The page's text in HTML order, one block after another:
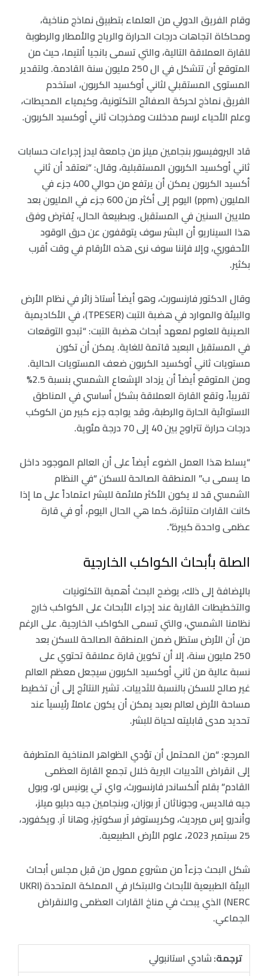
وقام الفريق الدولي من العلماء بتطبيق نماذج مناخية،
ومحاكاة اتجاهات درجات الحرارة والرياح والأمطار والرطوبة
للقارة العملاقة التالية، والتي تسمى بانجيا ألتيما، حيث من
المتوقع أن تتشكل في ال 250 مليون سنة القادمة. ولتقدير
المستوى المستقبلي لثاني أوكسيد الكربون، استخدم
الفريق نماذج لحركة الصفائح التكتونية، وكيمياء المحيطات،
وعلم الأحياء لرسم مدخلات ومخرجات ثاني أوكسيد الكربون.
قاد البروفيسور بنجامين ميلز من جامعة ليدز إجراءات حسابات
ثاني أوكسيد الكربون المستقبلية، وقال: “نعتقد أن ثاني
أكسيد الكربون يمكن أن يرتفع من حوالي 400 جزء في
المليون (ppm) اليوم إلى أكثر من 600 جزء في المليون بعد
ملايين السنين في المستقبل. وبطبيعة الحال، يُفترض وفق
هذا السيناريو أن البشر سوف يتوقفون عن حرق الوقود
الأحفوري، وإلا فإننا سوف نرى هذه الأرقام في وقت أقرب
بكثير.
وقال الدكتور فارنسورث، وهو أيضاً أستاذ زائر في نظام الأرض
والبيئة والموارد في هضبة التبت (TPESER)، في الأكاديمية
الصينية للعلوم لمعهد أبحاث هضبة التبت: “تبدو التوقعات
في المستقبل البعيد قاتمة للغاية. يمكن أن تكون
مستويات ثاني أوكسيد الكربون ضعف المستويات الحالية.
ومن المتوقع أيضاً أن يزداد الإشعاع الشمسي بنسبة 2.5%
تقريباً، وتقع القارة العملاقة بشكل أساسي في المناطق
الاستوائية الحارة والرطبة، وقد يواجه جزء كبير من الكوكب
درجات حرارة تتراوح بين 40 إلى 70 درجة مئوية.
“يسلط هذا العمل الضوء أيضاً على أن العالم الموجود داخل
ما يسمى ب” المنطقة الصالحة للسكن “في النظام
الشمسي قد لا يكون الأكثر ملائمة للبشر اعتماداً على ما إذا
كانت القارات متناثرة، كما هي الحال اليوم، أو في قارة
عظمى واحدة كبيرة”.
الصلة بأبحاث الكواكب الخارجية
بالإضافة إلى ذلك، يوضح البحث أهمية التكتونيات
والتخطيطات القارية عند إجراء الأبحاث على الكواكب خارج
نظامنا الشمسي، والتي تسمى الكواكب الخارجية. على الرغم
من أن الأرض ستظل ضمن المنطقة الصالحة للسكن بعد
250 مليون سنة، إلا أن تكوين قارة عملاقة تحتوي على
نسبة عالية من ثاني أوكسيد الكربون سيجعل معظم العالم
غير صالح للسكن بالنسبة للثدييات. تشير النتائج إلى أن تخطيط
مساحة الأرض لعالم بعيد يمكن أن يكون عاملاً رئيسياً عند
تحديد مدى قابليته لحياة للبشر.
المرجع: “من المحتمل أن تؤدي الظواهر المناخية المتطرفة
إلى انقراض الثدييات البرية خلال تجمع القارة العظمى
القادم” بقلم ألكساندر فارنسورث، واي تي يونيس لو، وبول
جيه فالديس، وجوناثان آر بوزان، وبنجامين جيه دبليو ميلز،
وأندرو إس ميرديث، وكريستوفر آر سكوتيز، وهانا آر. ويكفورد،
25 سبتمبر 2023، علوم الأرض الطبيعية.
شكل البحث جزءاً من مشروع ممول من قبل مجلس أبحاث
البيئة الطبيعية للأبحاث والابتكار في المملكة المتحدة (UKRI
NERC) الذي يبحث في مناخ القارات العظمى والانقراض
الجماعي.
ترجمة:شادي استانبولي